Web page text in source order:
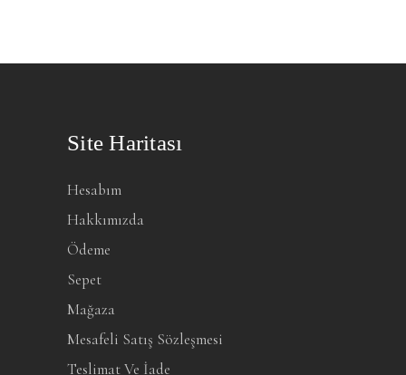
Site Haritası
Hesabım
Hakkımızda
Ödeme
Sepet
Mağaza
Mesafeli Satış Sözleşmesi
Teslimat Ve İade